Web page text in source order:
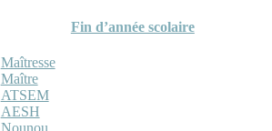
Fin d’année scolaire
Maîtresse
Maître
ATSEM
AESH